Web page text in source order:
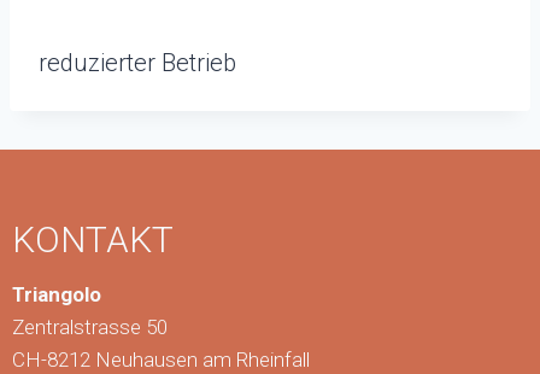
reduzierter Betrieb
KONTAKT
Triangolo
Zentralstrasse 50
CH-8212 Neuhausen am Rheinfall